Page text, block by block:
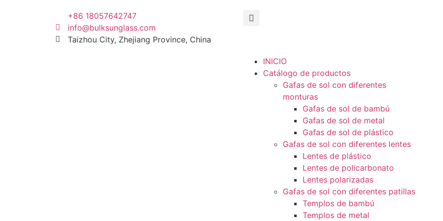
+86 18057642747
info@bulksunglass.com
Taizhou City, Zhejiang Province, China
INICIO
Catálogo de productos
Gafas de sol con diferentes
monturas
Gafas de sol de bambú
Gafas de sol de metal
Gafas de sol de plástico
Gafas de sol con diferentes lentes
Lentes de plástico
Lentes de policarbonato
Lentes polarizadas
Gafas de sol con diferentes patillas
Templos de bambú
Templos de metal